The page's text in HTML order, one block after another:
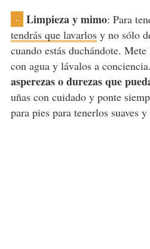
- Limpieza y mimo: Para
tendrás que lavarlosy no sólo
cuando estás duchándote.
con agua y lávalos a conciencia.
asperezas o durezas que
uñas con cuidado y ponte
para pies para tenerlos suaves